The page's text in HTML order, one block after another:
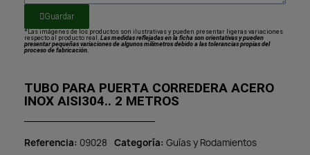
*Las imágenes de los productos son ilustrativas y pueden presentar ligeras variaciones
respecto al producto real. Las medidas reflejadas en la ficha son orientativas y pueden
presentar pequeñas variaciones de algunos milímetros debido a las tolerancias propias del
proceso de fabricación.
Guardar
TUBO PARA PUERTA CORREDERA ACERO
INOX AISI304.. 2 METROS
Referencia 09028 Categoría Guías y Rodamientos